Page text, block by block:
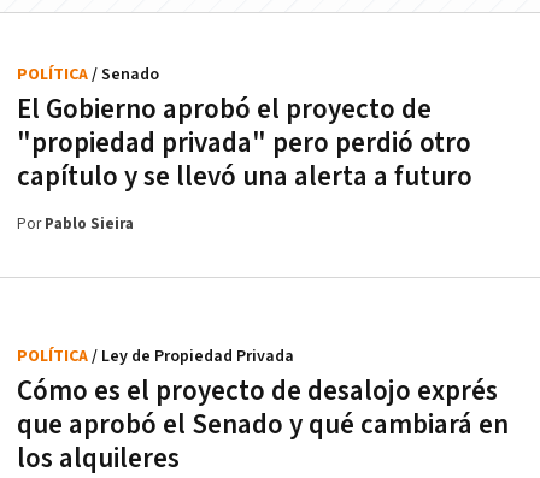
El Gobierno aprobó el proyecto de
"propiedad privada" pero perdió otro
capítulo y se llevó una alerta a futuro
POLÍTICA/ Senado
PorPablo Sieira
Cómo es el proyecto de desalojo exprés
que aprobó el Senado y qué cambiará en
los alquileres
POLÍTICA/ Ley de Propiedad Privada